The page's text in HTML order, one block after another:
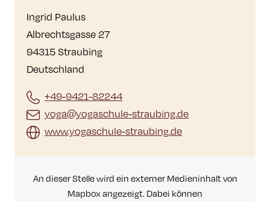
Ingrid Paulus
Albrechtsgasse 27
94315 Straubing
Deutschland
+49-9421-82244
yoga@yogaschule-straubing.de
www.yogaschule-straubing.de
An dieser Stelle wird ein externer Medieninhalt von
Mapbox angezeigt. Dabei können